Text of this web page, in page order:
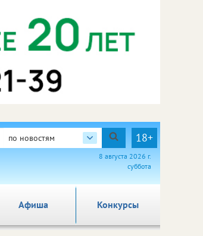
по новостям 18+
8 августа 2026 г.
суббота
Афиша Конкурсы